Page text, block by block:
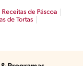
Receitas de Páscoa
de Tortas